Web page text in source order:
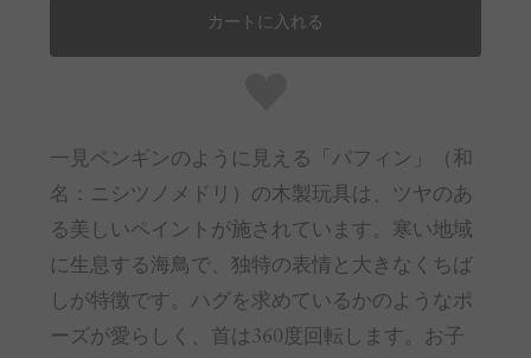
カートに入れる
一見ペンギンのように見える「パフィン」（和
名：ニシツノメドリ）の木製玩具は、ツヤのあ
る美しいペイントが施されています。寒い地域
に生息する海鳥で、独特の表情と大きなくちば
しが特徴です。ハグを求めているかのようなポ
ーズが愛らしく、首は360度回転します。お子